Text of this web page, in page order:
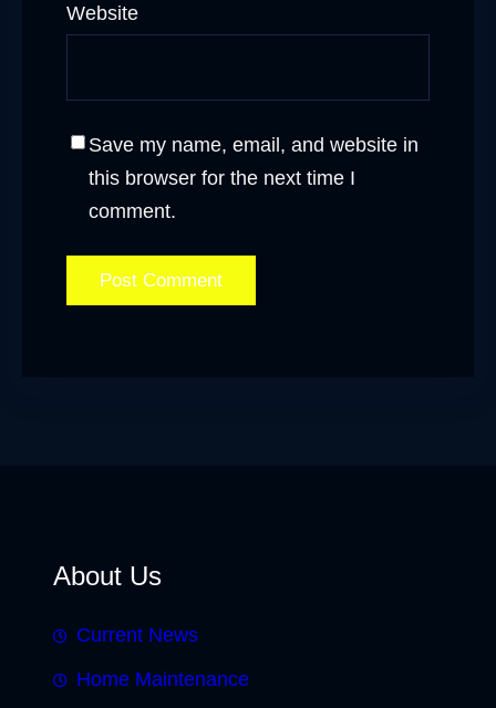
Website
Save my name, email, and website in
this browser for the next time I
comment.
About Us
Current News
Home Maintenance